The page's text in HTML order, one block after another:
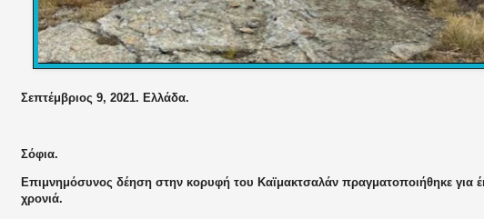
Σεπτέμβριος 9, 2021. Ελλάδα.
Σόφια.
Επιμνημόσυνος δέηση στην κορυφή του Καϊμακτσαλάν πραγματοποιήθηκε για
χρονιά.